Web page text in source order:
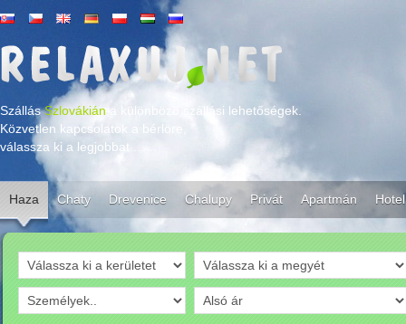
SzállásSzlovákián ,a különböző szállási lehetőségek.
Közvetlen kapcsolatok a bérlöre,
válassza ki a legjobbat....
Haza Chaty Drevenice Chalupy Privát Apartmán Hotel